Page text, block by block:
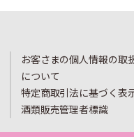
お客さまの個人情報の取
について
特定商取引法に基づく表
酒類販売管理者標識